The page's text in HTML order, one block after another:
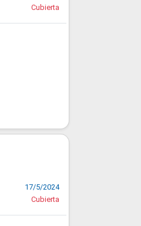
Cubierta
17/5/2024
Cubierta